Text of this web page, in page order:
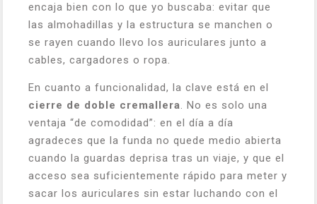
encaja bien con lo que yo buscaba: evitar que
las almohadillas y la estructura se manchen o
se rayen cuando llevo los auriculares junto a
cables, cargadores o ropa.
En cuanto a funcionalidad, la clave está en el
cierre de doble cremallera. No es solo una
ventaja “de comodidad”: en el día a día
agradeces que la funda no quede medio abierta
cuando la guardas deprisa tras un viaje, y que el
acceso sea suficientemente rápido para meter y
sacar los auriculares sin estar luchando con el